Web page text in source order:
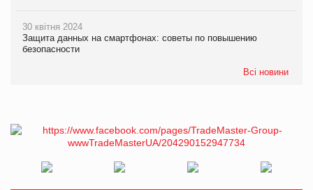
30 квітня 2024
Защита данных на смартфонах: советы по повышению
безопасности
Всі новини